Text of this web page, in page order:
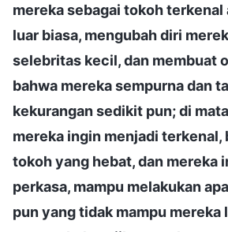
mereka sebagai tokoh
luar biasa, mengubah diri
selebritas kecil, dan membuat
bahwa mereka sempurna dan
kekurangan sedikit pun; di
mereka ingin menjadi terkenal,
tokoh yang hebat, dan mereka
perkasa, mampu melakukan
pun yang tidak mampu mereka